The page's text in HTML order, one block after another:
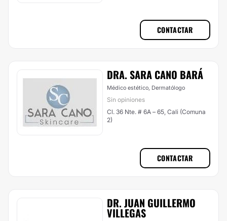
CONTACTAR
DRA. SARA CANO BARÁ
Médico estético, Dermatólogo
Sin opiniones
Cl. 36 Nte. # 6A – 65, Cali (Comuna
2)
CONTACTAR
DR. JUAN GUILLERMO
VILLEGAS